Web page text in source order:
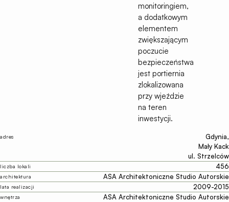
adres
Gdynia,
Mały Kack
ul. Strzelców
liczba lokali 456
architektura ASA Architektoniczne Studio Autorskie
lata realizacji 2009-2015
wnętrza
ASA Architektoniczne Studio Autorskie
monitoringiem,
a dodatkowym
elementem
zwiększającym
poczucie
bezpieczeństwa
jest portiernia
zlokalizowana
przy wjeździe
na teren
inwestycji.